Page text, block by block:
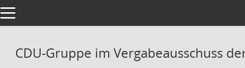
Toggle navigation
CDU-Gruppe im Vergabeausschuss